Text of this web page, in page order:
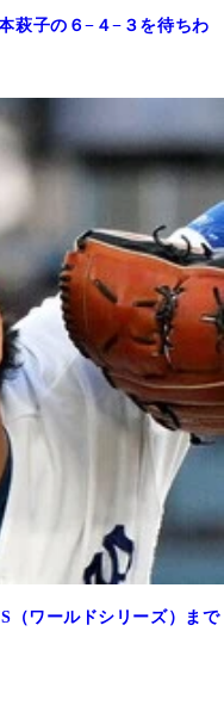
萩子の６−４−３を待ちわ
（ワールドシリーズ）まで